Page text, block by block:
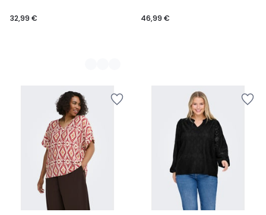
32,99 € 46,99 €